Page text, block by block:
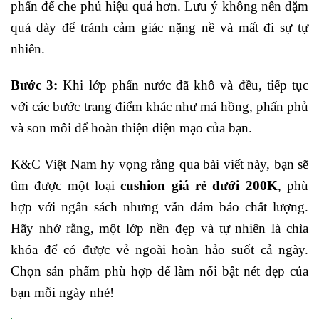
phấn để che phủ hiệu quả hơn. Lưu ý không nên dặm
quá dày để tránh cảm giác nặng nề và mất đi sự tự
nhiên.
Bước 3: Khi lớp phấn nước đã khô và đều, tiếp tục
với các bước trang điểm khác như má hồng, phấn phủ
và son môi để hoàn thiện diện mạo của bạn.
K&C Việt Nam hy vọng rằng qua bài viết này, bạn sẽ
tìm được một loạicushion giá rẻ dưới 200K, phù
hợp với ngân sách nhưng vẫn đảm bảo chất lượng.
Hãy nhớ rằng, một lớp nền đẹp và tự nhiên là chìa
khóa để có được vẻ ngoài hoàn hảo suốt cả ngày.
Chọn sản phẩm phù hợp để làm nổi bật nét đẹp của
bạn mỗi ngày nhé!